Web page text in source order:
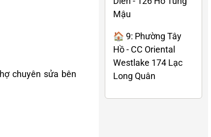
chuyên sửa bên
Mậu
🏠 9: Phường Tây
Hồ - CC Oriental
Westlake 174 Lạc
Long Quân